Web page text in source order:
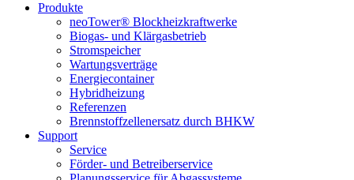
Produkte
neoTower® Blockheizkraftwerke
Biogas- und Klärgasbetrieb
Stromspeicher
Wartungsverträge
Energiecontainer
Hybridheizung
Referenzen
Brennstoffzellenersatz durch BHKW
Support
Service
Förder- und Betreiberservice